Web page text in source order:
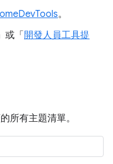
。
或「 開發人員工具提
所有主題清單。